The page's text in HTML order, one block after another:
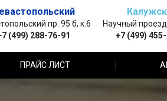
пр. 95 б, к.6
(499) 288-76-91
Научный проезд
+7 (499)
ПРАЙС ЛИСТ